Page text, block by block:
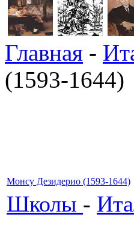
Главная -
(1593-1644)
Монсу Дезидерио (1593-1644)
Школы -